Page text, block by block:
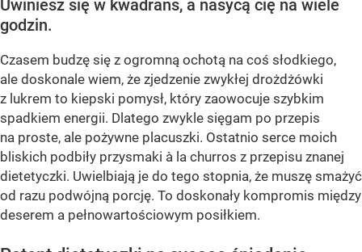
Uwiniesz się w kwadrans, a nasycą cię na wiele
godzin.
Czasem budzę się z ogromną ochotą na coś słodkiego,
ale doskonale wiem, że zjedzenie zwykłej drożdżówki
z lukrem to kiepski pomysł, który zaowocuje szybkim
spadkiem energii. Dlatego zwykle sięgam po przepis
na proste, ale pożywne placuszki. Ostatnio serce moich
bliskich podbiły przysmaki à la churros z przepisu znanej
dietetyczki. Uwielbiają je do tego stopnia, że muszę smażyć
od razu podwójną porcję. To doskonały kompromis między
deserem a pełnowartościowym posiłkiem.